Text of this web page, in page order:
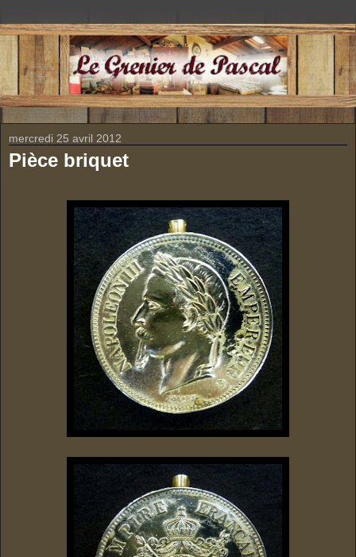
mercredi 25 avril 2012
Pièce briquet